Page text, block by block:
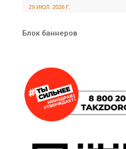
29 ИЮЛ. 2026 Г.
Блок баннеров